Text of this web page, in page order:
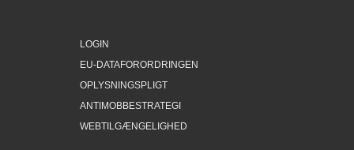
LOGIN
EU-DATAFORORDRINGEN
OPLYSNINGSPLIGT
ANTIMOBBESTRATEGI
WEBTILGÆNGELIGHED